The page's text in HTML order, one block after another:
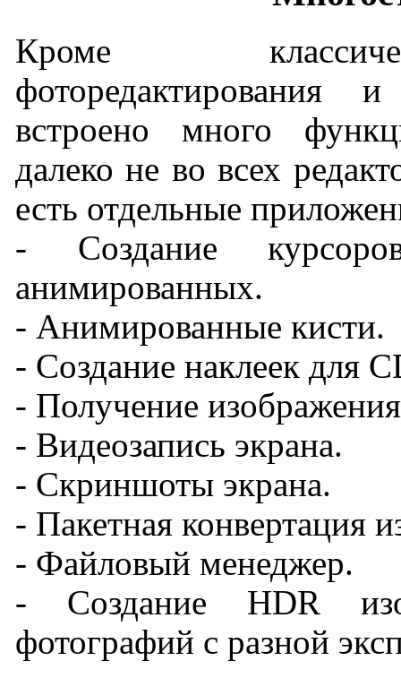
Кроме
фоторедактирования
встроено много
далеко не во всех
есть отдельные
- Создание
анимированных.
- Анимированные кисти.
- Создание наклеек для
- Получение
- Видеозапись экрана.
- Скриншоты экрана.
- Пакетная конвертация
- Файловый менеджер.
- Создание HDR
фотографий с разной